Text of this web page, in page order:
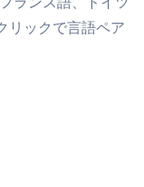
リックで言語ペア